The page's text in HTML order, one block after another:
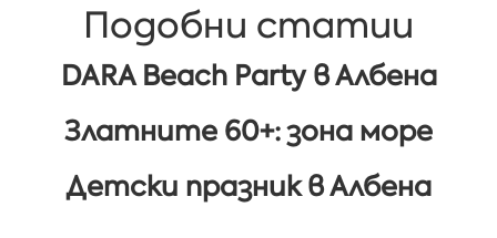
Подобни статии
DARA Beach Party в Албена
Златните 60+: зона море
Детски празник в Албена